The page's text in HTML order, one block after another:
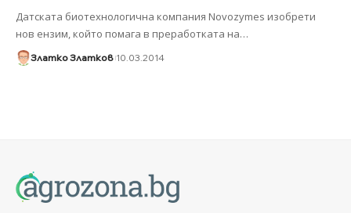
Датската биотехнологична компания Novozymes изобрети
нов ензим, който помага в преработката на…
Златко Златков 10.03.2014